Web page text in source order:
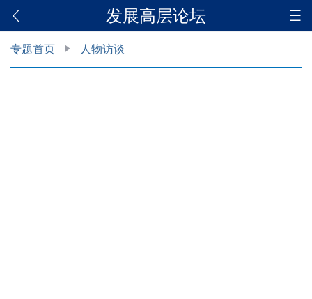
发展高层论坛
专题首页 人物访谈